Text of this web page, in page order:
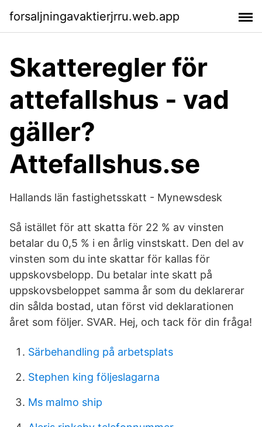
forsaljningavaktierjrru.web.app
Skatteregler för
attefallshus - vad
gäller?
Attefallshus.se
Hallands län fastighetsskatt - Mynewsdesk
Så istället för att skatta för 22 % av vinsten
betalar du 0,5 % i en årlig vinstskatt. Den del av
vinsten som du inte skattar för kallas för
uppskovsbelopp. Du betalar inte skatt på
uppskovsbeloppet samma år som du deklarerar
din sålda bostad, utan först vid deklarationen
året som följer. SVAR. Hej, och tack för din fråga!
Särbehandling på arbetsplats
Stephen king följeslagarna
Ms malmo ship